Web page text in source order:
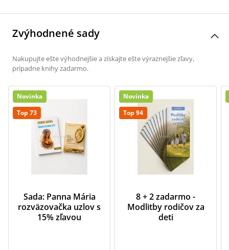
Zvýhodnené sady
Nakupujte ešte výhodnejšie a získajte ešte výraznejšie zľavy,
prípadne knihy zadarmo.
Novinka
Top 73
Sada: Panna Mária
rozväzovačka uzlov s
15% zľavou
Novinka
Top 94
8 + 2 zadarmo -
Modlitby rodičov za
deti